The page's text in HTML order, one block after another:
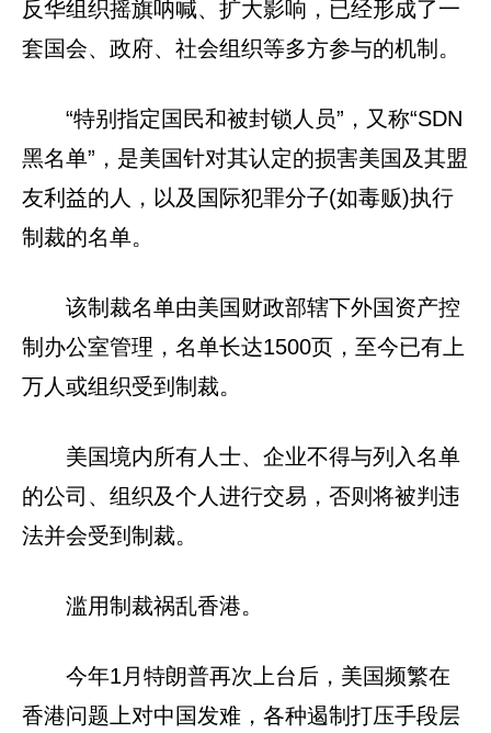
反华组织摇旗呐喊、扩大影响，已经形成了一
套国会、政府、社会组织等多方参与的机制。
“特别指定国民和被封锁人员”，又称“SDN
黑名单”，是美国针对其认定的损害美国及其盟
友利益的人，以及国际犯罪分子(如毒贩)执行
制裁的名单。
该制裁名单由美国财政部辖下外国资产控
制办公室管理，名单长达1500页，至今已有上
万人或组织受到制裁。
美国境内所有人士、企业不得与列入名单
的公司、组织及个人进行交易，否则将被判违
法并会受到制裁。
滥用制裁祸乱香港。
今年1月特朗普再次上台后，美国频繁在
香港问题上对中国发难，各种遏制打压手段层